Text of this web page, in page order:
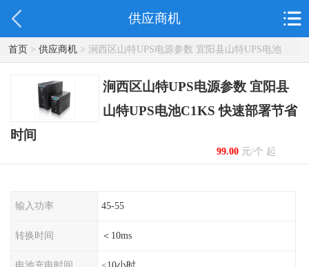
供应商机
首页> 供应商机> 涧西区山特UPS电源参数 宜阳县山特UPS电池
C1KS 快速部署节省时间
涧西区山特UPS电源参数 宜阳县
山特UPS电池C1KS 快速部署节省
时间
99.00元/个 起
输入功率 45-55
转换时间 ＜10ms
电池充电时间 ≤10小时